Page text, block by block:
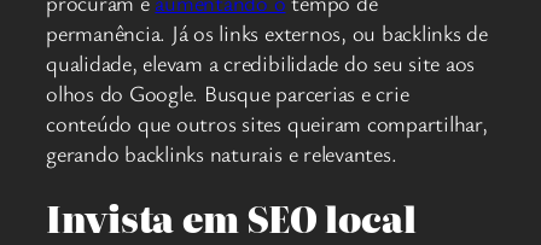
permanência. Já os links externos, ou backlinks de
qualidade, elevam a credibilidade do seu site aos
olhos do Google. Busque parcerias e crie
conteúdo que outros sites queiram compartilhar,
gerando backlinks naturais e relevantes.
Invista em SEO local